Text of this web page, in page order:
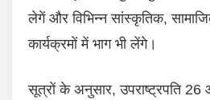
लेगें और विभिन्न सांस्कृतिक,
कार्यक्रमों में भाग भी लेंगे।
सूत्रों के अनुसार, उपराष्ट्रपति